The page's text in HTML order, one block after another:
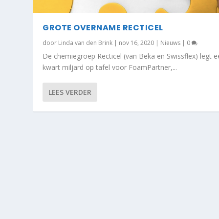
GROTE OVERNAME RECTICEL
door Linda van den Brink | nov 16, 2020 | Nieuws | 0
De chemiegroep Recticel (van Beka en Swissflex) legt
kwart miljard op tafel voor FoamPartner,...
LEES VERDER